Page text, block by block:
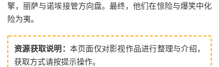
擎，丽萨与诺埃接管方向盘。最终，他们在惊险与爆笑中化
险为夷。
资源获取说明： 本页面仅对影视作品进行整理与介绍，
获取方式请按提示操作。